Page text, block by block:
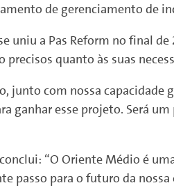
de gerenciamento de
uniu a Pas Reform no final
quanto às suas
junto com nossa
ganhar esse projeto. Será
“O Oriente Médio é
para o futuro da nossa